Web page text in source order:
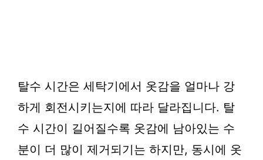
탈수 시간은 세탁기에서 옷감을 얼마나 강
하게 회전시키는지에 따라 달라집니다. 탈
수 시간이 길어질수록 옷감에 남아있는 수
분이 더 많이 제거되기는 하지만, 동시에 옷